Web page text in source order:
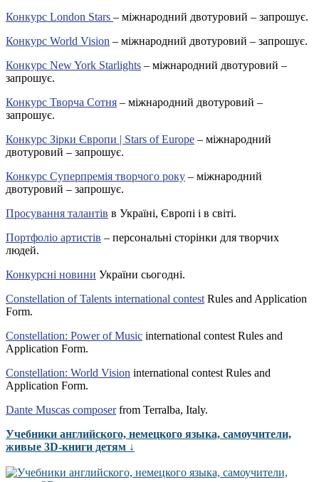
Конкурс London Stars – міжнародний двотуровий – запрошує.
Конкурс World Vision – міжнародний двотуровий – запрошує.
Конкурс New York Starlights – міжнародний двотуровий –
запрошує.
Конкурс Творча Сотня – міжнародний двотуровий –
запрошує.
Конкурс Зірки Європи | Stars of Europe – міжнародний
двотуровий – запрошує.
Конкурс Суперпремія творчого року – міжнародний
двотуровий – запрошує.
Просування талантів в Україні, Європі і в світі.
Портфоліо артистів – персональні сторінки для творчих
людей.
Конкурсні новини України сьогодні.
Constellation of Talents international contest Rules and Application
Form.
Constellation: Power of Music international contest Rules and
Application Form.
Constellation: World Vision international contest Rules and
Application Form.
Dante Muscas composerfrom Terralba, Italy.
Учебники английского, немецкого языка, самоучители,
живые 3D-книги детям ↓